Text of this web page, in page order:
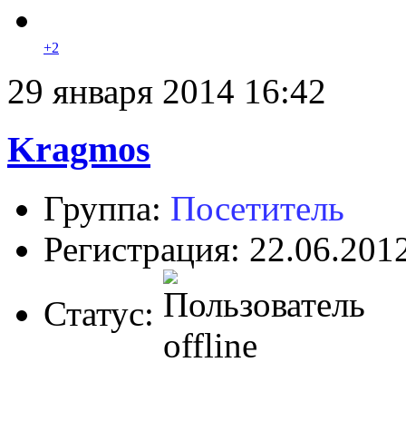
+2
29 января 2014 16:42
Kragmos
Группа: Посетитель
Регистрация:
Статус: